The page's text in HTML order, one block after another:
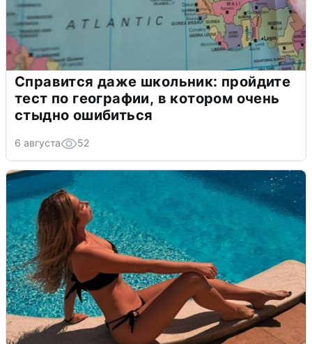
Справится даже школьник: пройдите
тест по географии, в котором очень
стыдно ошибиться
6 августа 52